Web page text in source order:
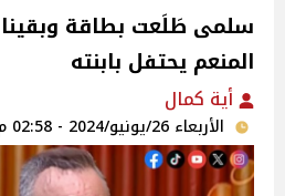
المنعم يحتفل بابنته
أية كمال
الأربعاء 26/يونيو/2024 - 02:58 م